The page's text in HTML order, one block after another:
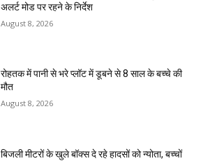
अलर्ट मोड पर रहने के निर्देश
August 8, 2026
रोहतक में पानी से भरे प्लॉट में डूबने से 8 साल के बच्चे की
मौत
August 8, 2026
बिजली मीटरों के खुले बॉक्स दे रहे हादसों को न्योता, बच्चों